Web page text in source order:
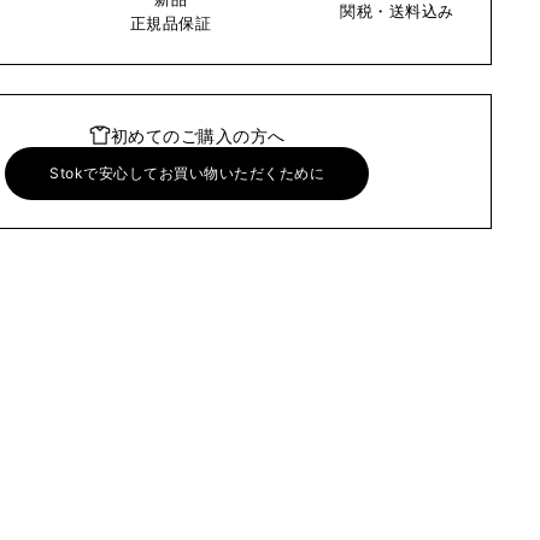
正規品保証
関税・送料込み
初めてのご購入の方へ
Stokで安心してお買い物いただくために